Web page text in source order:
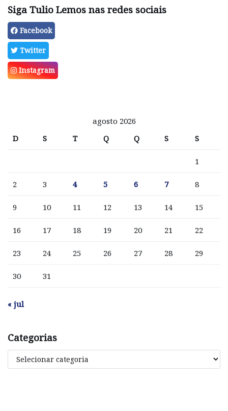
Siga Tulio Lemos nas redes sociais
Facebook
Twitter
Instagram
agosto 2026
D
S T Q Q S S
1
2 3 4 5 6 7 8
9 10 11 12 13 14 15
16 17 18 19 20 21 22
23 24 25 26 27 28 29
30 31
« jul
Categorias